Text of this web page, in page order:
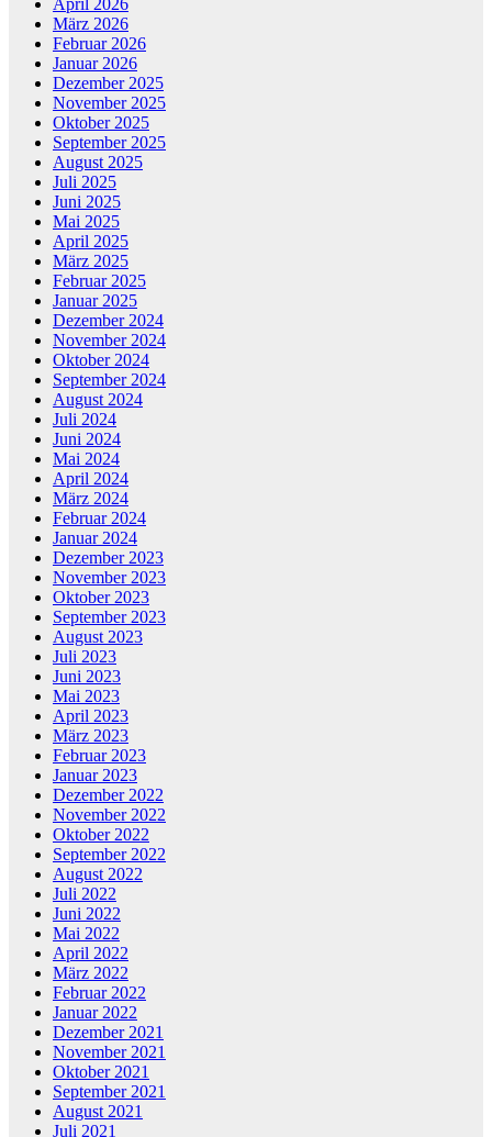
April 2026
März 2026
Februar 2026
Januar 2026
Dezember 2025
November 2025
Oktober 2025
September 2025
August 2025
Juli 2025
Juni 2025
Mai 2025
April 2025
März 2025
Februar 2025
Januar 2025
Dezember 2024
November 2024
Oktober 2024
September 2024
August 2024
Juli 2024
Juni 2024
Mai 2024
April 2024
März 2024
Februar 2024
Januar 2024
Dezember 2023
November 2023
Oktober 2023
September 2023
August 2023
Juli 2023
Juni 2023
Mai 2023
April 2023
März 2023
Februar 2023
Januar 2023
Dezember 2022
November 2022
Oktober 2022
September 2022
August 2022
Juli 2022
Juni 2022
Mai 2022
April 2022
März 2022
Februar 2022
Januar 2022
Dezember 2021
November 2021
Oktober 2021
September 2021
August 2021
Juli 2021